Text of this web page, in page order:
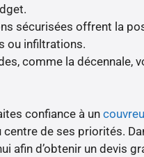
sécurisées offrent la
ou infiltrations.
comme la décennale,
confiance à un
de ses priorités.
afin d’obtenir un devis